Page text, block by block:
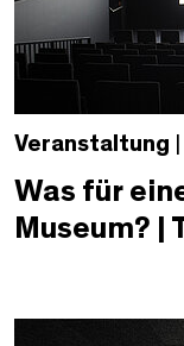
Veranstaltung
Was für
Museum? |